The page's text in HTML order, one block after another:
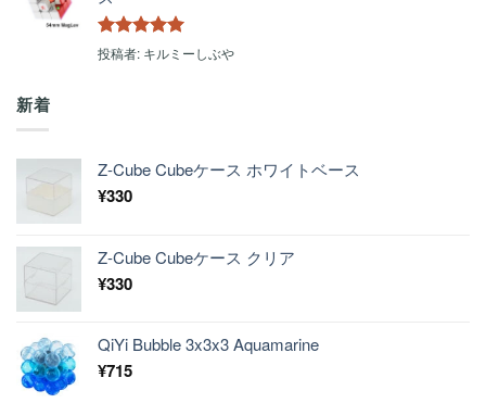
5段階中 5 の
投稿者: キルミーしぶや
新着
Z-Cube Cubeケース ホワイトベース
¥330
Z-Cube Cubeケース クリア
¥330
QiYi Bubble 3x3x3 Aquamarine
¥715